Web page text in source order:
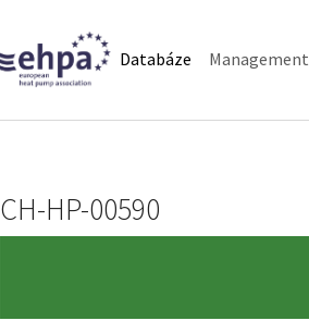
Databáze(current)
Management
CH-HP-00590